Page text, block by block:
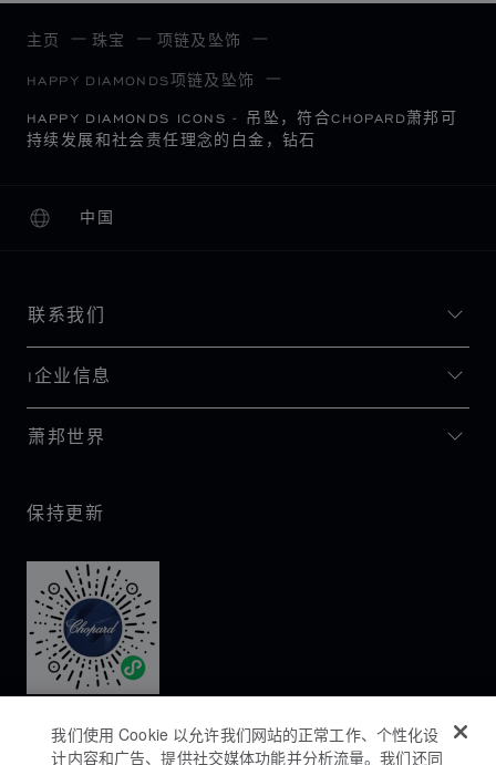
主页 珠宝 项链及坠饰
HAPPY DIAMONDS项链及坠饰
HAPPY DIAMONDS ICONS - 吊坠，符合CHOPARD萧邦可
持续发展和社会责任理念的白金，钻石
中国
本地化（更改国家/地区）
更改国家/地区
联系我们
I企业信息
萧邦世界
保持更新
我们使用 Cookie 以允许我们网站的正常工作、个性化设
计内容和广告、提供社交媒体功能并分析流量。我们还同